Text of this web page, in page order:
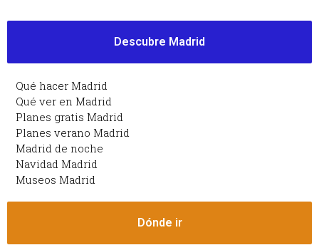
Descubre Madrid
Qué hacer Madrid
Qué ver en Madrid
Planes gratis Madrid
Planes verano Madrid
Madrid de noche
Navidad Madrid
Museos Madrid
Dónde ir